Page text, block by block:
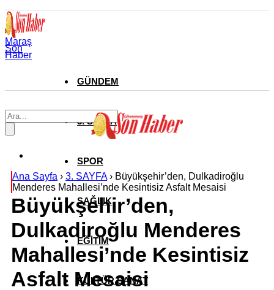
Maraş
Son
Haber
GÜNDEM
3. SAYFA
SPOR
SAĞLIK
EĞİTİM
KÜLTÜR SANAT
Ana Sayfa › 3. SAYFA› Büyükşehir’den, Dulkadiroğlu
Menderes Mahallesi’nde Kesintisiz Asfalt Mesaisi
Büyükşehir’den,
Dulkadiroğlu Menderes
Mahallesi’nde Kesintisiz
Asfalt Mesaisi